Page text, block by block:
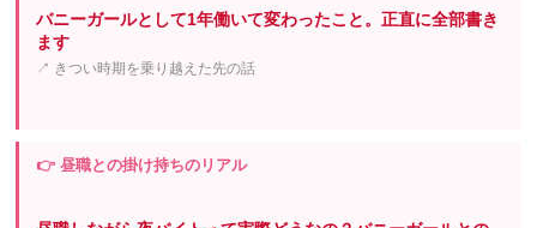
バニーガールとして1年働いて変わったこと。正直に全部書き
ます
↗ きつい時期を乗り越えた先の話
👉 昼職との掛け持ちのリアル